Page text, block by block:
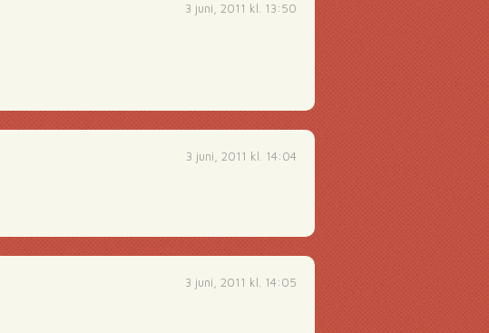
3 juni, 2011 kl. 13:50
3 juni, 2011 kl. 14:04
3 juni, 2011 kl. 14:05